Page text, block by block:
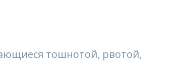
тошнотой, рвотой,